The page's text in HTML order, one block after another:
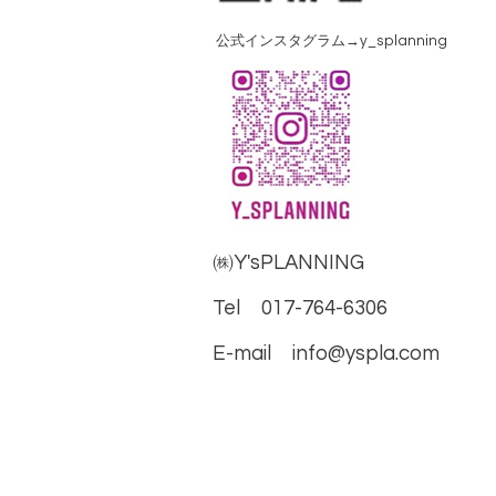
公式インスタグラム→y_splanning
㈱Y'sPLANNING
Tel 017-764-6306
E-mail info@yspla.com